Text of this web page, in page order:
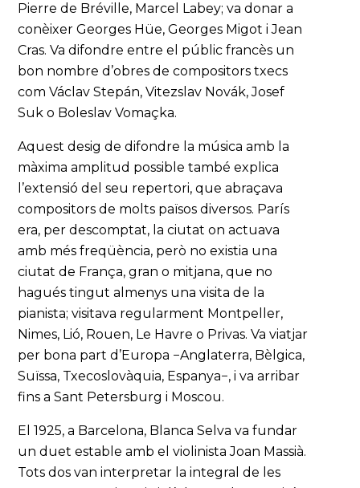
Pierre de Bréville, Marcel Labey; va donar a
conèixer Georges Hüe, Georges Migot i Jean
Cras. Va difondre entre el públic francès un
bon nombre d’obres de compositors txecs
com Václav Stepán, Vitezslav Novák, Josef
Suk o Boleslav Vomaçka.
Aquest desig de difondre la música amb la
màxima amplitud possible també explica
l’extensió del seu repertori, que abraçava
compositors de molts països diversos. París
era, per descomptat, la ciutat on actuava
amb més freqüència, però no existia una
ciutat de França, gran o mitjana, que no
hagués tingut almenys una visita de la
pianista; visitava regularment Montpeller,
Nimes, Lió, Rouen, Le Havre o Privas. Va viatjar
per bona part d’Europa −Anglaterra, Bèlgica,
Suïssa, Txecoslovàquia, Espanya−, i va arribar
fins a Sant Petersburg i Moscou.
El 1925, a Barcelona, Blanca Selva va fundar
un duet estable amb el violinista Joan Massià.
Tots dos van interpretar la integral de les